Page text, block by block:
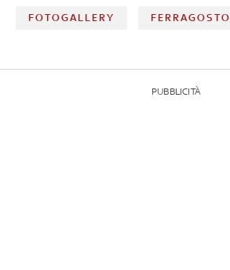
FOTOGALLERY FERRAGOSTO
PUBBLICITÀ